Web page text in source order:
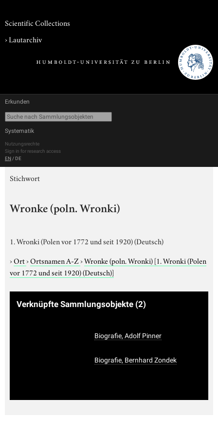
Scientific Collections
›Lautarchiv
Erkunden
Systematik
Nutzungsrechte
Sign in for research access
EN / DE
Stichwort
Wronke (poln. Wronki)
1. Wronki (Polen vor 1772 und seit 1920) (Deutsch)
›Ort›Ortsnamen A-Z›Wronke (poln. Wronki)[1. Wronki (Polen
vor 1772 und seit 1920) (Deutsch)]
Verknüpfte Sammlungsobjekte (2)
Biografie, Adolf Pinner
Biografie, Bernhard Zondek